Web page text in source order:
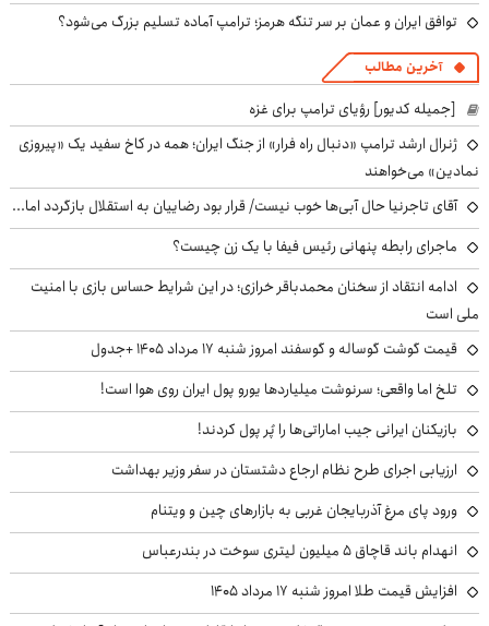
توافق ایران و عمان بر سر تنگه هرمز؛ ترامپ آماده تسلیم بزرگ می‌شود؟
آخرین مطالب
[جمیله کدیور] رؤیای ترامپ برای غزه
ژنرال ارشد ترامپ «دنبال راه فرار» از جنگ ایران؛ همه در کاخ سفید یک «پیروزی
نمادین» می‌خواهند
آقای تاجرنیا حال آبی‌ها خوب نیست/ قرار بود رضاییان به استقلال بازگردد اما...
ماجرای رابطه پنهانی رئیس فیفا با یک زن چیست؟
ادامه انتقاد از سخنان محمدباقر خرازی؛ در این شرایط حساس بازی با امنیت
ملی است
قیمت گوشت گوساله و گوسفند امروز شنبه ۱۷ مرداد ۱۴۰۵ +جدول
تلخ اما واقعی؛ سرنوشت میلیاردها یورو پول ایران روی هوا است!
بازیکنان ایرانی جیب اماراتی‌ها را پُر پول کردند!
ارزیابی اجرای طرح نظام ارجاع دشتستان در سفر وزیر بهداشت
ورود پای مرغ آذربایجان غربی به بازارهای چین و ویتنام
انهدام باند قاچاق ۵ میلیون لیتری سوخت در بندرعباس
افزایش قیمت طلا امروز شنبه ۱۷ مرداد ۱۴۰۵